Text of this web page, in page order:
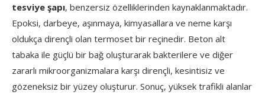
tesviye şapı, benzersiz özelliklerinden kaynaklanmaktadır.
Epoksi, darbeye, aşınmaya, kimyasallara ve neme karşı
oldukça dirençli olan termoset bir reçinedir. Beton alt
tabaka ile güçlü bir bağ oluşturarak bakterilere ve diğer
zararlı mikroorganizmalara karşı dirençli, kesintisiz ve
gözeneksiz bir yüzey oluşturur. Sonuç, yüksek trafikli alanlar